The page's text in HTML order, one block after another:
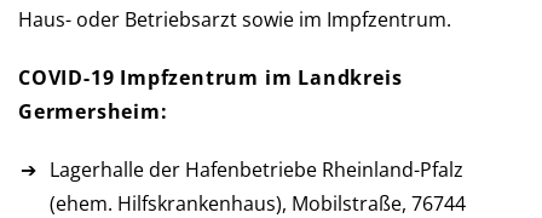
Haus- oder Betriebs­arzt so­wie im Impfzentrum.
COVID-19 Impfzentrum im Landkreis
Germersheim:
Lagerhalle der Hafenbetriebe Rheinland-Pfalz
(ehem. Hilfskrankenhaus), Mobilstraße, 76744